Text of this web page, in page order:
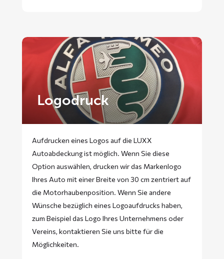
Logodruck
Aufdrucken eines Logos auf die LUXX
Autoabdeckung ist möglich. Wenn Sie diese
Option auswählen, drucken wir das Markenlogo
Ihres Auto mit einer Breite von 30 cm zentriert auf
die Motorhaubenposition. Wenn Sie andere
Wünsche bezüglich eines Logoaufdrucks haben,
zum Beispiel das Logo Ihres Unternehmens oder
Vereins, kontaktieren Sie uns bitte für die
Möglichkeiten.